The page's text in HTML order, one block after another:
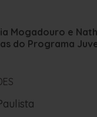
Mogadouro e
do Programa